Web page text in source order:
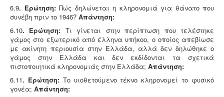
6.9. Ερώτηση: Πώς δηλώνεται η κληρονομιά για θάνατο που
συνέβη πριν το 1946? Απάντηση:
6.10. Ερώτηση: Τι γίνεται στην περίπτωση που τελέστηκε
γάμος στο εξωτερικό από έλληνα υπήκοο, ο οποίος απεβίωσε
με ακίνητη περιουσία στην Ελλάδα, αλλά δεν δηλώθηκε ο
γάμος στην Ελλάδα και δεν εκδίδονται τα σχετικά
πιστοποιητικά κληρονομιάς στην Ελλάδα; Απάντηση:
6.11. Ερώτηση: Το υιοθετούμενο τέκνο κληρονομεί το φυσικό
γονέα; Απάντηση: